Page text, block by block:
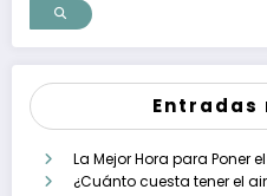
Entradas
La Mejor Hora para Poner
¿Cuánto cuesta tener el